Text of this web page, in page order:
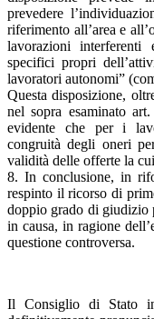
prevedere
riferimento all’area e
lavorazioni
specifici propri
lavoratori autonomi”
Questa disposizione,
nel sopra esaminato
evidente che per i
congruità degli oneri
validità delle offerte la
8. In conclusione, in
respinto il ricorso di
doppio grado di giudizio
in causa, in ragione
questione controversa.
Il Consiglio di Stato in